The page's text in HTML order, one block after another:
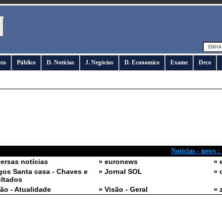
Público D. Notícias J. Negócios D. Economico Exame Deco
Notícias - news :
notícias » euronews
»
Santa casa - Chaves e
» Jornal SOL »
- Atualidade » Visão - Geral »